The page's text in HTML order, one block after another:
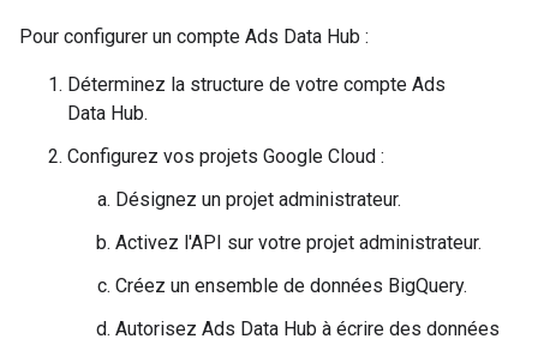
Pour configurer un compte Ads Data Hub :
Déterminez la structure de votre compte Ads
Data Hub.
Configurez vos projets Google Cloud :
Désignez un projet administrateur.
Activez l'API sur votre projet administrateur.
Créez un ensemble de données BigQuery.
Autorisez Ads Data Hub à écrire des données